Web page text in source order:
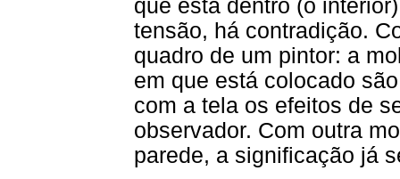
que está dentro (o
tensão, há contradição.
quadro de um pintor: a
em que está colocado
com a tela os efeitos de
observador. Com outra
parede, a significação já